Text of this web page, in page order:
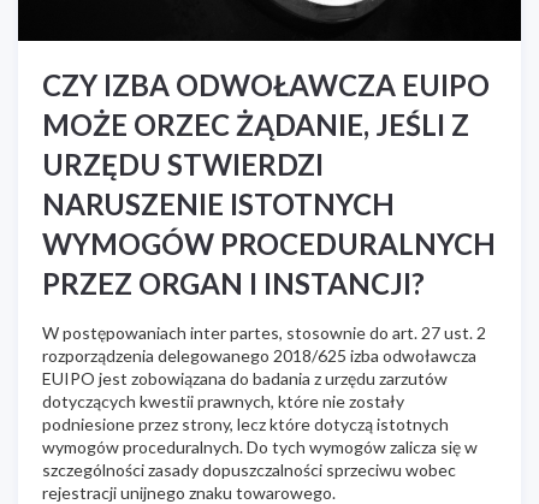
CZY IZBA ODWOŁAWCZA EUIPO
MOŻE ORZEC ŻĄDANIE, JEŚLI Z
URZĘDU STWIERDZI
NARUSZENIE ISTOTNYCH
WYMOGÓW PROCEDURALNYCH
PRZEZ ORGAN I INSTANCJI?
W postępowaniach inter partes, stosownie do art. 27 ust. 2
rozporządzenia delegowanego 2018/625 izba odwoławcza
EUIPO jest zobowiązana do badania z urzędu zarzutów
dotyczących kwestii prawnych, które nie zostały
podniesione przez strony, lecz które dotyczą istotnych
wymogów proceduralnych. Do tych wymogów zalicza się w
szczególności zasady dopuszczalności sprzeciwu wobec
rejestracji unijnego znaku towarowego.